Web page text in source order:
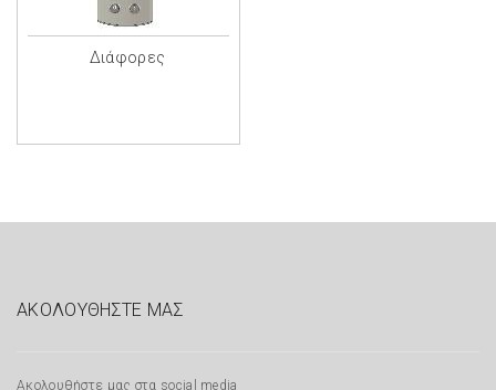
Διάφορες
ΑΚΟΛΟΥΘΗΣΤΕ ΜΑΣ
Ακολουθήστε μας στα social media